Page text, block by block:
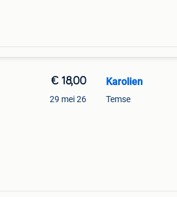
€ 18,00
29 mei 26
Karolien
Temse